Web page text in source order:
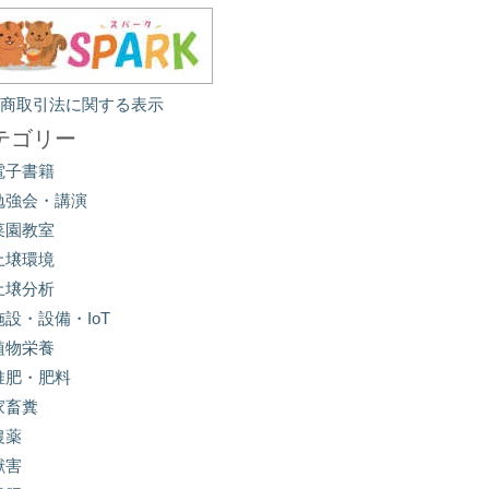
取引法に関する表示
ゴリー
子書籍
強会・講演
園教室
壌環境
壌分析
設・設備・IoT
物栄養
肥・肥料
畜糞
薬
害